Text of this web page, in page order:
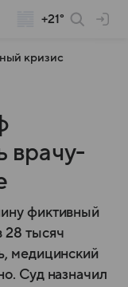
+21°
кризис
врачу-
фиктивный
28 тысяч
медицинский
Суд назначил